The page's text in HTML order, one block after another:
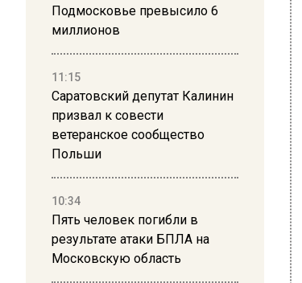
Подмосковье превысило 6
миллионов
11:15
Саратовский депутат Калинин
призвал к совести
ветеранское сообщество
Польши
10:34
Пять человек погибли в
результате атаки БПЛА на
Московскую область